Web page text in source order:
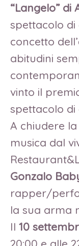
“Langelo” di
spettacolo di
concetto
abitudini
vinto il
spettacolo di
A chiudere
musica dal
Gonzalo
rapper/
la sua arma
Il 10
20:00 e alle